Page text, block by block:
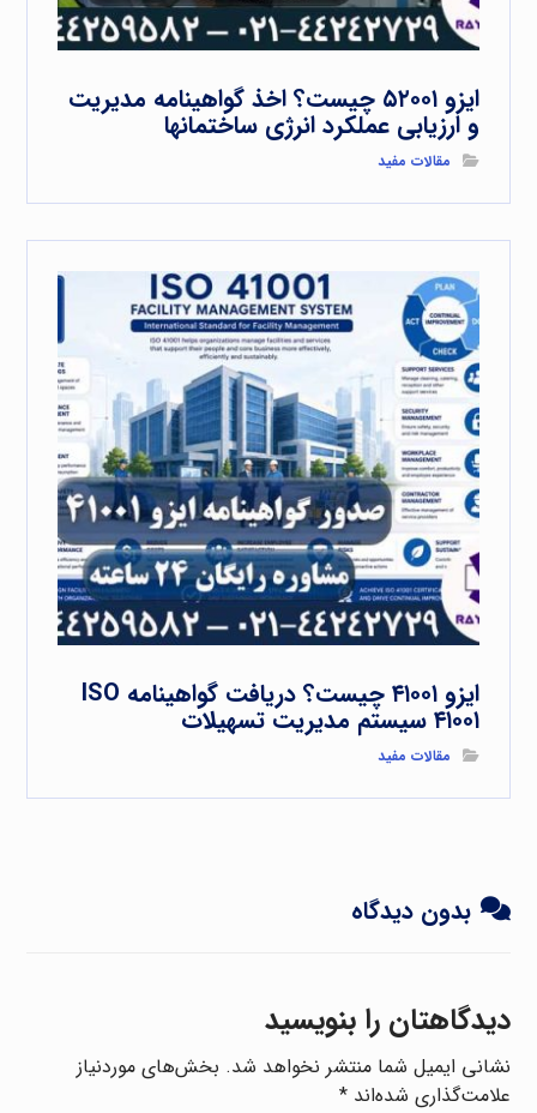
ایزو ۵۲۰۰۱ چیست؟ اخذ گواهینامه مدیریت
و ارزیابی عملکرد انرژی ساختمانها
مقالات مفید
ایزو ۴۱۰۰۱ چیست؟ دریافت گواهینامه ISO
۴۱۰۰۱ سیستم مدیریت تسهیلات
مقالات مفید
بدون دیدگاه
دیدگاهتان را بنویسید
نشانی ایمیل شما منتشر نخواهد شد. بخش‌های موردنیاز
علامت‌گذاری شده‌اند*